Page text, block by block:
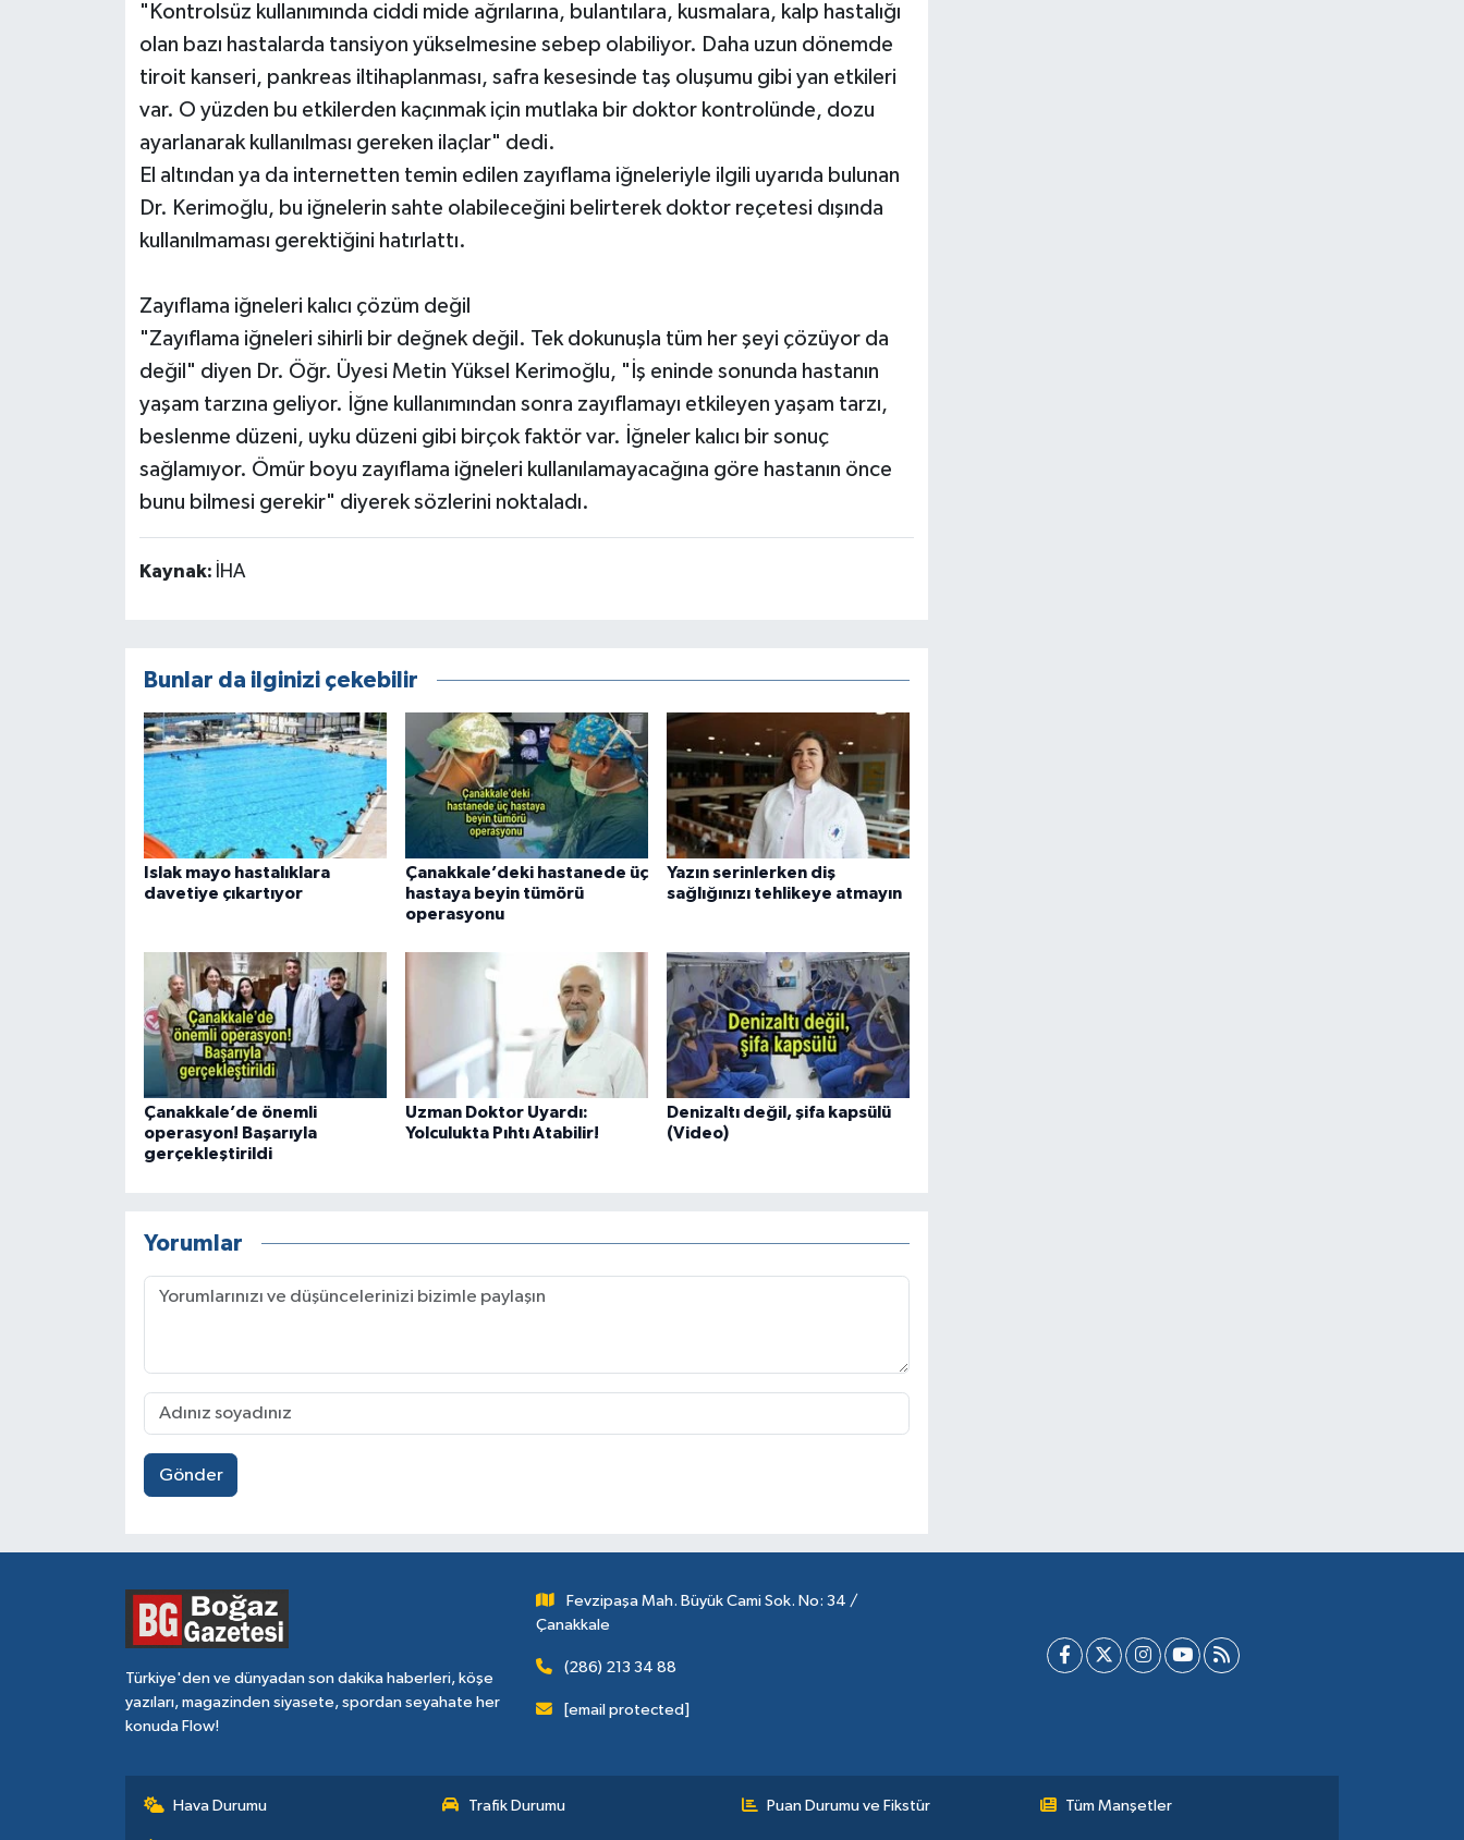
"Kontrolsüz kullanımında ciddi mide ağrılarına, bulantılara, kusmalara, kalp hastalığı
olan bazı hastalarda tansiyon yükselmesine sebep olabiliyor. Daha uzun dönemde
tiroit kanseri, pankreas iltihaplanması, safra kesesinde taş oluşumu gibi yan etkileri
var. O yüzden bu etkilerden kaçınmak için mutlaka bir doktor kontrolünde, dozu
ayarlanarak kullanılması gereken ilaçlar" dedi.
El altından ya da internetten temin edilen zayıflama iğneleriyle ilgili uyarıda bulunan
Dr. Kerimoğlu, bu iğnelerin sahte olabileceğini belirterek doktor reçetesi dışında
kullanılmaması gerektiğini hatırlattı.
Zayıflama iğneleri kalıcı çözüm değil
"Zayıflama iğneleri sihirli bir değnek değil. Tek dokunuşla tüm her şeyi çözüyor da
değil" diyen Dr. Öğr. Üyesi Metin Yüksel Kerimoğlu, "İş eninde sonunda hastanın
yaşam tarzına geliyor. İğne kullanımından sonra zayıflamayı etkileyen yaşam tarzı,
beslenme düzeni, uyku düzeni gibi birçok faktör var. İğneler kalıcı bir sonuç
sağlamıyor. Ömür boyu zayıflama iğneleri kullanılamayacağına göre hastanın önce
bunu bilmesi gerekir" diyerek sözlerini noktaladı.
Kaynak: İHA
Bunlar da ilginizi çekebilir
Islak mayo hastalıklara
davetiye çıkartıyor
Çanakkale’deki hastanede üç
hastaya beyin tümörü
operasyonu
Yazın serinlerken diş
sağlığınızı tehlikeye atmayın
Çanakkale’de önemli
operasyon! Başarıyla
gerçekleştirildi
Uzman Doktor Uyardı:
Yolculukta Pıhtı Atabilir!
Denizaltı değil, şifa kapsülü
(Video)
Yorumlar
Gönder
Türkiye'den ve dünyadan son dakika haberleri, köşe
yazıları, magazinden siyasete, spordan seyahate her
konuda Flow!
Fevzipaşa Mah. Büyük Cami Sok. No: 34 /
Çanakkale
(286) 213 34 88
[email protected]
Hava Durumu Trafik Durumu Puan Durumu ve Fikstür Tüm Manşetler